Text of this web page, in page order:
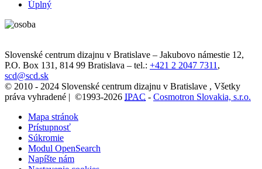
Úplný
Slovenské centrum dizajnu v Bratislave – Jakubovo námestie 12,
P.O. Box 131, 814 99 Bratislava – tel.: +421 2 2047 7311 ,
scd@scd.sk
© 2010 - 2024 Slovenské centrum dizajnu v Bratislave , Všetky
práva vyhradené | ©1993-2026 IPAC - Cosmotron Slovakia, s.r.o.
Mapa stránok
Prístupnosť
Súkromie
Modul OpenSearch
Napíšte nám